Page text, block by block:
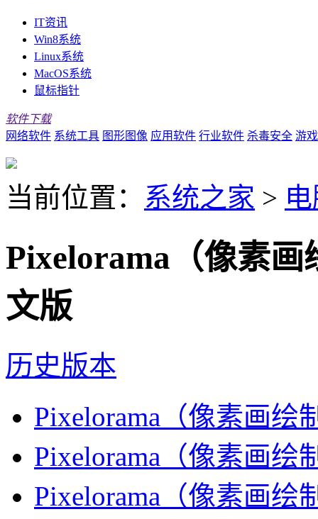
IT资讯
Win8系统
Linux系统
MacOS系统
鼠标指针
软件下载
网络软件 系统工具 图形图像 应用软件 行业软件 杀毒安全 游
当前位置： 系统之家 >
Pixelorama（像素画
文版
历史版本
Pixelorama（像素画绘
Pixelorama（像素画绘
Pixelorama（像素画绘